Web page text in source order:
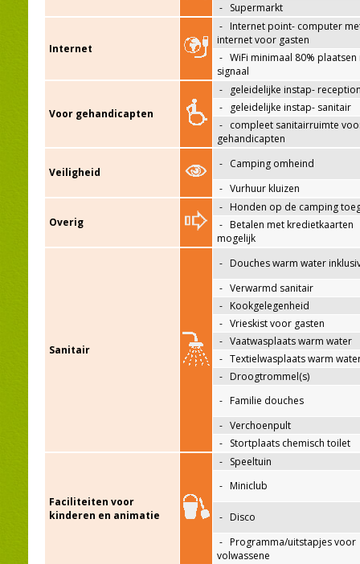
- Supermarkt
Internet
- Internet point- computer
internet voor gasten
- WiFi minimaal 80% plaatsen
signaal
Voor gehandicapten
-
geleidelijke instap-
-
geleidelijke instap- sanitair
- compleet sanitairruimte
gehandicapten
Veiligheid
- Camping omheind
- Vurhuur kluizen
Overig
- Honden op de camping
- Betalen met kredietkaarten
mogelijk
Sanitair
- Douches warm water
- Verwarmd sanitair
- Kookgelegenheid
- Vrieskist voor gasten
- Vaatwasplaats warm water
- Textielwasplaats warm
- Droogtrommel(s)
- Familie douches
- Verchoenpult
- Stortplaats chemisch toilet
Faciliteiten voor
kinderen en animatie
- Speeltuin
- Miniclub
- Disco
- Programma/uitstapjes voor
volwassene